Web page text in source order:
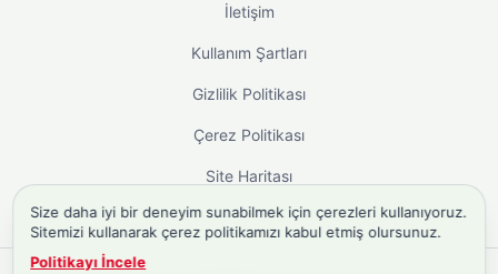
İletişim
Kullanım Şartları
Gizlilik Politikası
Çerez Politikası
Site Haritası
Size daha iyi bir deneyim sunabilmek için çerezleri kullanıyoruz.
Sitemizi kullanarak çerez politikamızı kabul etmiş olursunuz.
Politikayı İncele